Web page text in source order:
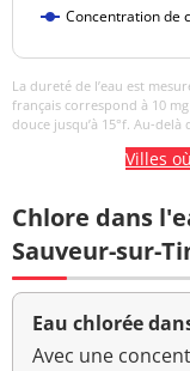
Concentration de
La dureté de l’eau est
français correspond à 10
douce jusqu’à 15°f. Au-
Villes
Chlore dans
Sauveur-sur-
Eau chlorée
Avec une